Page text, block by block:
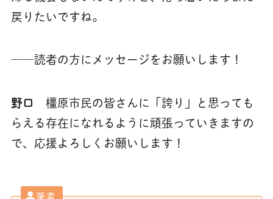
戻りたいですね。
──読者の方にメッセージをお願いします！
野口 橿原市民の皆さんに「誇り」と思っても
らえる存在になれるように頑張っていきますの
で、応援よろしくお願いします！
筆者